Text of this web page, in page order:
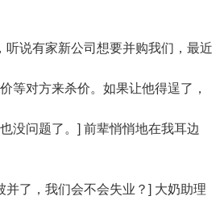
说有家新公司想要并购我们，最近
等对方来杀价。如果让他得逞了，
没问题了。] 前辈悄悄地在我耳边
了，我们会不会失业？] 大奶助理